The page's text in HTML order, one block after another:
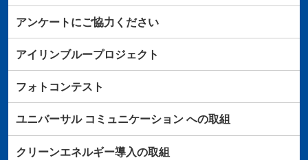
アンケートにご協力ください
アイリンブループロジェクト
フォトコンテスト
ユニバーサルコミュニケーションへの取組
クリーンエネルギー導入の取組